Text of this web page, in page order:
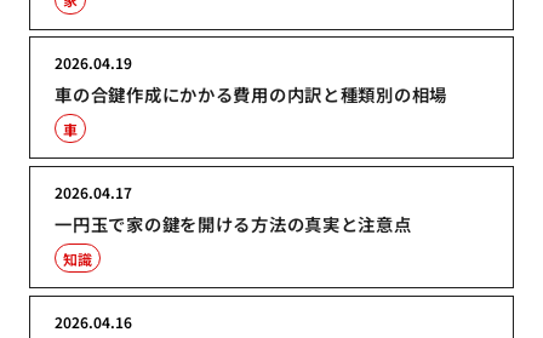
車の合鍵作成にかかる費用の内訳と種類別の相場
2026.04.19
車
一円玉で家の鍵を開ける方法の真実と注意点
2026.04.17
知識
2026.04.16